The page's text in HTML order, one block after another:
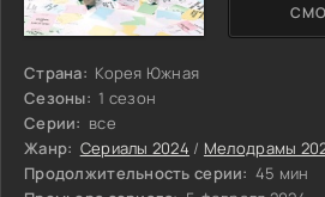
Страна: Корея Южная
Сезоны: 1 сезон
Серии: все
Жанр: Сериалы 2024 / Мелодрамы
Продолжительность серии: 45 мин